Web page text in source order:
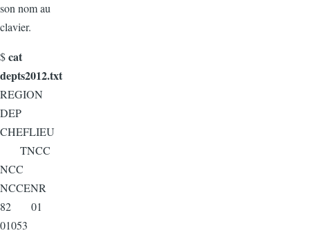
son nom au
clavier.
$cat
depts2012.txt
REGION
DEP
CHEFLIEU
TNCC
NCC
NCCENR
82 01
01053